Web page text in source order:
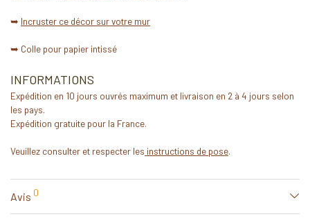
➥ Incruster ce décor sur votre mur
➥ Colle pour papier intissé
INFORMATIONS
Expédition en 10 jours ouvrés maximum et livraison en 2 à 4 jours selon
les pays.
Expédition gratuite pour la France.
Veuillez consulter et respecter les instructions de pose.
Avis 0